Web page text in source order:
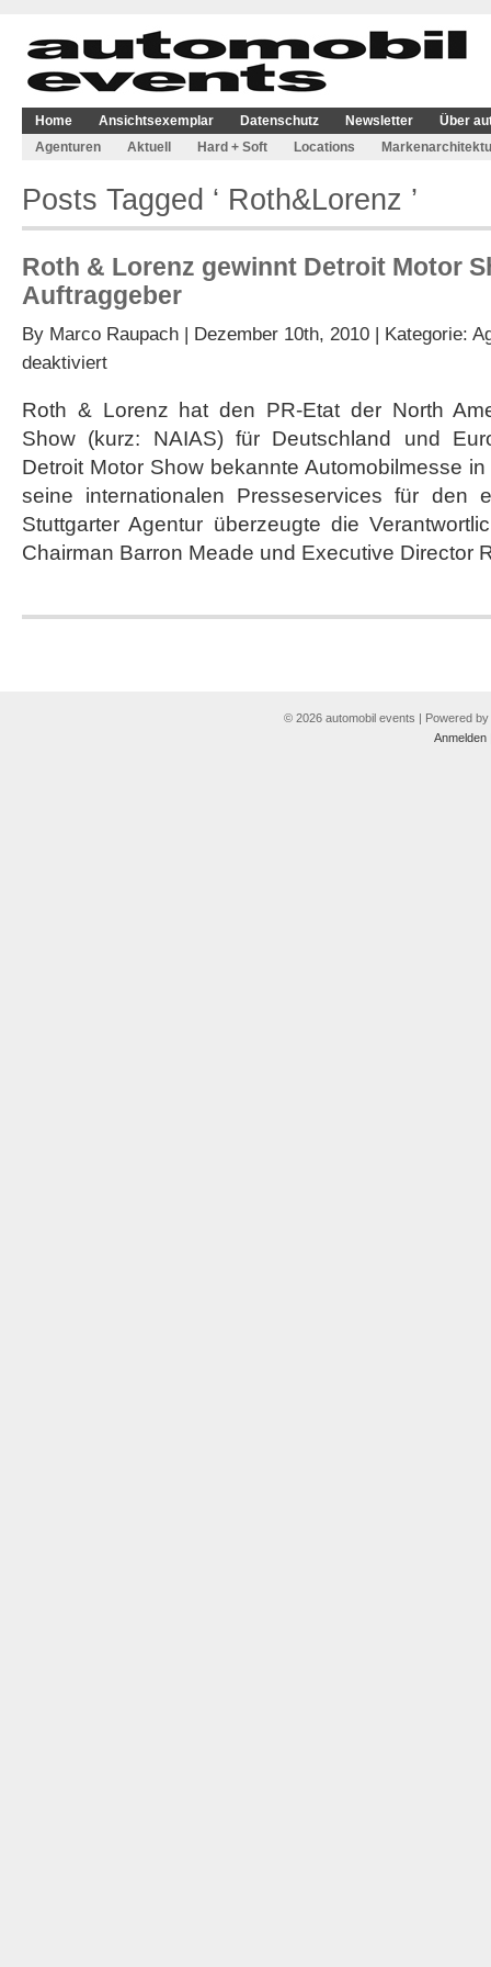
Home Ansichtsexemplar Datenschutz Newsletter
Über
Agenturen
Aktuell Hard + Soft Locations
Posts Tagged ‘ Roth&Lorenz ’
Roth & Lorenz gewinnt Detroit Motor
Auftraggeber
By Marco Raupach | Dezember 10th, 2010 | Kategorie:
deaktiviertfür
Lorenz
gewinnt
Motor
Show
Auftraggeber
Roth & Lorenz hat den PR-Etat der North
Show (kurz: NAIAS) für Deutschland und
Detroit Motor Show bekannte Automobilmesse
seine internationalen Presseservices für den
Stuttgarter Agentur überzeugte die
Chairman Barron Meade und Executive Director
© 2026 automobil events | Powered by
Anmelden|